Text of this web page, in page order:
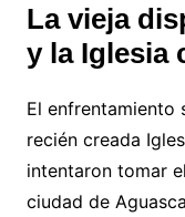
La vieja
y la Iglesia
El enfrentamiento
recién creada
intentaron tomar
ciudad de